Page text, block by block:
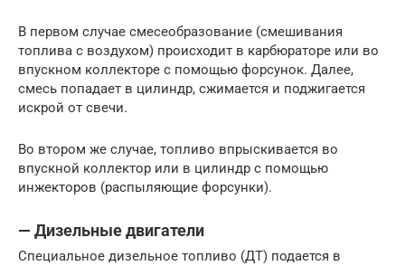
В первом случае смесеобразование (смешивания
топлива с воздухом) происходит в карбюраторе или во
впускном коллекторе с помощью форсунок. Далее,
смесь попадает в цилиндр, сжимается и поджигается
искрой от свечи.
Во втором же случае, топливо впрыскивается во
впускной коллектор или в цилиндр с помощью
инжекторов (распыляющие форсунки).
— Дизельные двигатели
Специальное дизельное топливо (ДТ) подается в